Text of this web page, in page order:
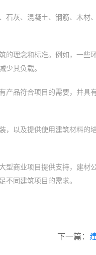
灰、混凝土、钢筋、木
理念和标准。例如，一
少其负载。
品符合项目的需要，并
以及提供使用建筑材料
商业项目提供支持，建
同建筑项目的需求。
下一篇：